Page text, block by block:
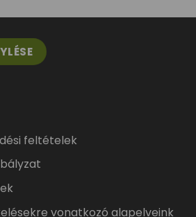
feltételek
vonatkozó alapelveink